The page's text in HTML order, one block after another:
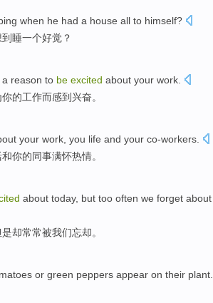
when he had a house all to himself?
睡一个好觉？
a reason to be excited about your work
你的工作而感到 兴奋。
your work , you life and your co-workers
和你的同事满怀热情。
about today, but too often we forget about
是却常常被我们忘却。
or green peppers appear on their plant